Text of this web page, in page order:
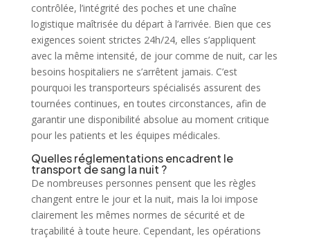
contrôlée, l’intégrité des poches et une chaîne
logistique maîtrisée du départ à l’arrivée. Bien que ces
exigences soient strictes 24h/24, elles s’appliquent
avec la même intensité, de jour comme de nuit, car les
besoins hospitaliers ne s’arrêtent jamais. C’est
pourquoi les transporteurs spécialisés assurent des
tournées continues, en toutes circonstances, afin de
garantir une disponibilité absolue au moment critique
pour les patients et les équipes médicales.
Quelles réglementations encadrent le
transport de sang la nuit ?
De nombreuses personnes pensent que les règles
changent entre le jour et la nuit, mais la loi impose
clairement les mêmes normes de sécurité et de
traçabilité à toute heure. Cependant, les opérations